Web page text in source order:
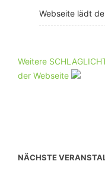
Webseite lädt
Weitere
der Webseite
NÄCHSTE